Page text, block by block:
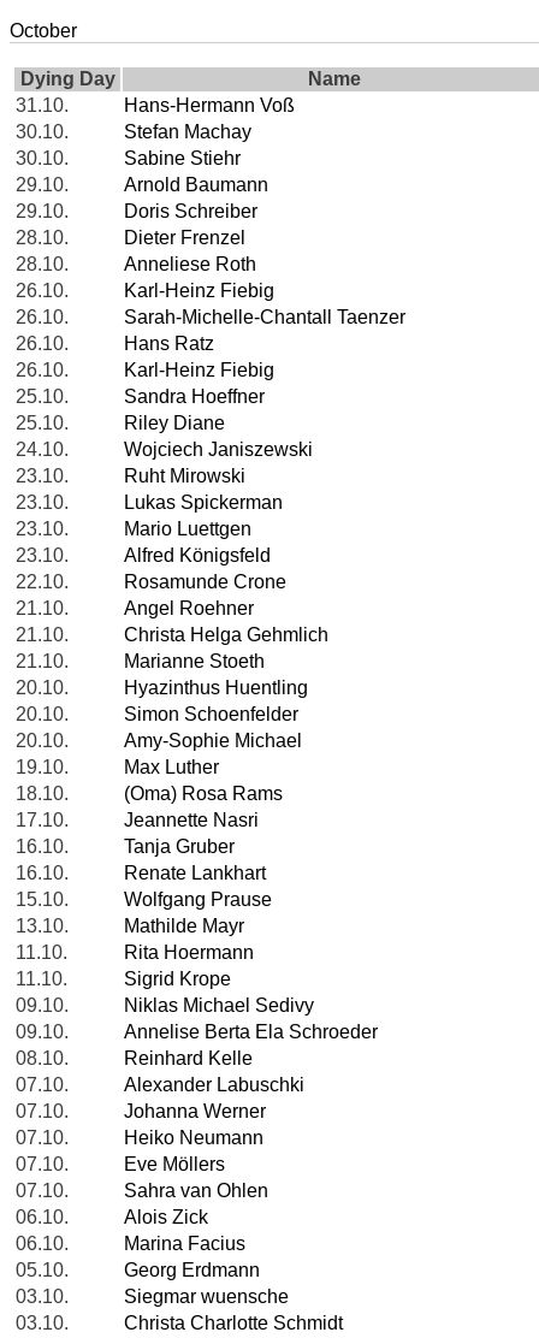
October
Dying Day
Name
31.10.
Hans-Hermann Voß
30.10.
Stefan Machay
30.10.
Sabine Stiehr
29.10.
Arnold Baumann
29.10.
Doris Schreiber
28.10.
Dieter Frenzel
28.10.
Anneliese Roth
26.10.
Karl-Heinz Fiebig
26.10.
Sarah-Michelle-Chantall Taenzer
26.10.
Hans Ratz
26.10.
Karl-Heinz Fiebig
25.10.
Sandra Hoeffner
25.10.
Riley Diane
24.10.
Wojciech Janiszewski
23.10.
Ruht Mirowski
23.10.
Lukas Spickerman
23.10.
Mario Luettgen
23.10.
Alfred Königsfeld
22.10.
Rosamunde Crone
21.10.
Angel Roehner
21.10.
Christa Helga Gehmlich
21.10.
Marianne Stoeth
20.10.
Hyazinthus Huentling
20.10.
Simon Schoenfelder
20.10.
Amy-Sophie Michael
19.10.
Max Luther
18.10.
(Oma) Rosa Rams
17.10.
Jeannette Nasri
16.10.
Tanja Gruber
16.10.
Renate Lankhart
15.10.
Wolfgang Prause
13.10.
Mathilde Mayr
11.10.
Rita Hoermann
11.10.
Sigrid Krope
09.10.
Niklas Michael Sedivy
09.10.
Annelise Berta Ela Schroeder
08.10.
Reinhard Kelle
07.10.
Alexander Labuschki
07.10.
Johanna Werner
07.10.
Heiko Neumann
07.10.
Eve Möllers
07.10.
Sahra van Ohlen
06.10.
Alois Zick
06.10.
Marina Facius
05.10.
Georg Erdmann
03.10.
Siegmar wuensche
03.10.
Christa Charlotte Schmidt